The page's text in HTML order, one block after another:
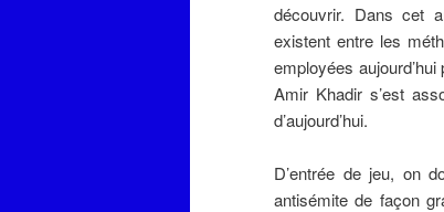
découvrir. Dans cet
existent entre les
employées aujourd’hui
Amir Khadir s’est
d’aujourd’hui.
D’entrée de jeu, on
antisémite de façon